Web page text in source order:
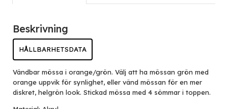
Beskrivning
HÅLLBARHETSDATA
Vändbar mössa i orange/grön. Välj att ha mössan grön med
orange uppvik för synlighet, eller vänd mössan för en mer
diskret, helgrön look. Stickad mössa med 4 sömmar i toppen.